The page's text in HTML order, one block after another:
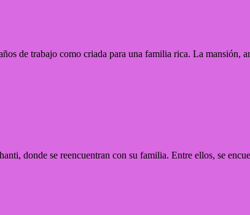
de trabajo como criada para una familia rica. La mansión,
donde se reencuentran con su familia. Entre ellos, se